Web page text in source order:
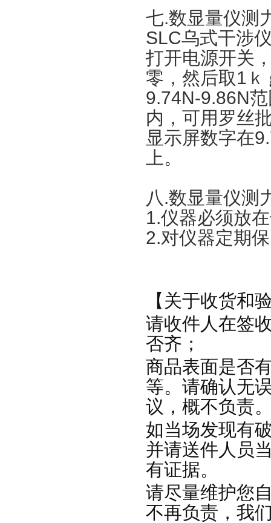
七.数显量仪测
SLC乌式干涉
打开电源开关
零，然后取1
9.74N-9.86N
内，可用罗丝
显示屏数字在
上。
八.数显量仪测
1.仪器必须放
2.对仪器定期
【关于收货和
请收件人在签
否齐；
商品表面是否
等。请确认无
议，概不负责
如当场发现有
并请送件人员
有证据。
请尽量维护您
不再负责，我